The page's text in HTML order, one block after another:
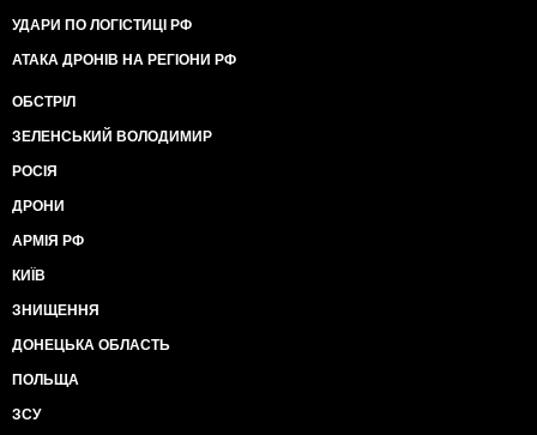
УДАРИ ПО ЛОГІСТИЦІ РФ
АТАКА ДРОНІВ НА РЕГІОНИ РФ
ОБСТРІЛ
ЗЕЛЕНСЬКИЙ ВОЛОДИМИР
РОСІЯ
ДРОНИ
АРМІЯ РФ
КИЇВ
ЗНИЩЕННЯ
ДОНЕЦЬКА ОБЛАСТЬ
ПОЛЬЩА
ЗСУ